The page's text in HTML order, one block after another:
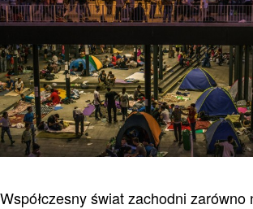
Współczesny świat zachodni zarówno